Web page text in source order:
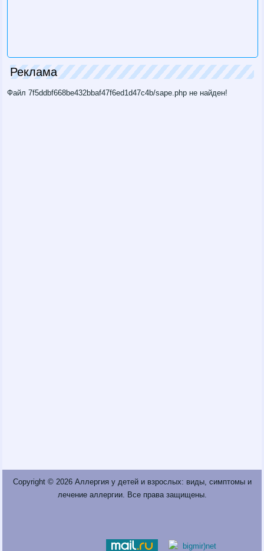
Реклама
Файл 7f5ddbf668be432bbaf47f6ed1d47c4b/sape.php не найден!
Copyright © 2026 Аллергия у детей и взрослых: виды, симптомы и
лечение аллергии. Все права защищены.